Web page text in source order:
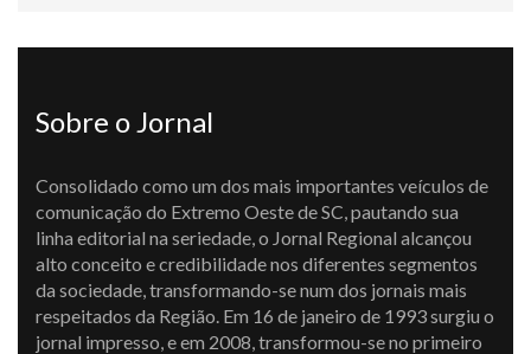
Sobre o Jornal
Consolidado como um dos mais importantes veículos de
comunicação do Extremo Oeste de SC, pautando sua
linha editorial na seriedade, o Jornal Regional alcançou
alto conceito e credibilidade nos diferentes segmentos
da sociedade, transformando-se num dos jornais mais
respeitados da Região. Em 16 de janeiro de 1993 surgiu o
jornal impresso, e em 2008, transformou-se no primeiro